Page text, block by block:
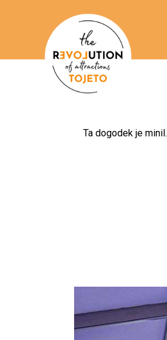
Ta dogodek je minil.